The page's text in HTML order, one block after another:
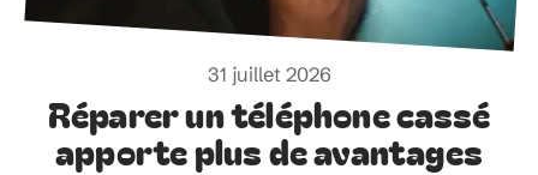
31 juillet 2026
Réparer un téléphone cassé
apporte plus de avantages